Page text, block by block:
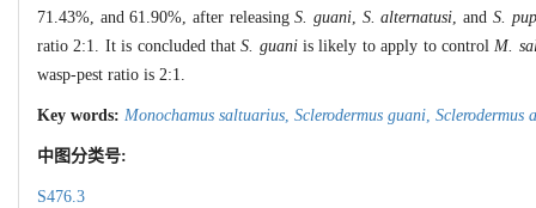
71.43%, and 61.90%, after releasingS. guani, S. alternatusi, and S.
ratio 2:1. It is concluded thatS. guaniis likely to apply to controlM.
wasp-pest ratio is 2:1.
Key words: Monochamus saltuarius, Sclerodermus guani, Sclerodermus
中图分类号:
S476.3